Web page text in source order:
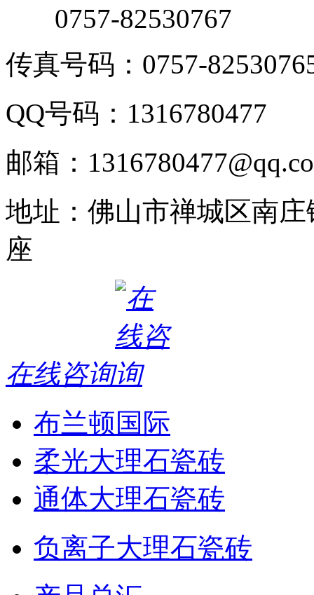
0757-82530767
传真号码：0757-
QQ号码：1316780477
邮箱：
地址：佛山市禅城区南
座
在线咨询
布兰顿国际
柔光大理石瓷砖
通体大理石瓷砖
负离子大理石瓷砖